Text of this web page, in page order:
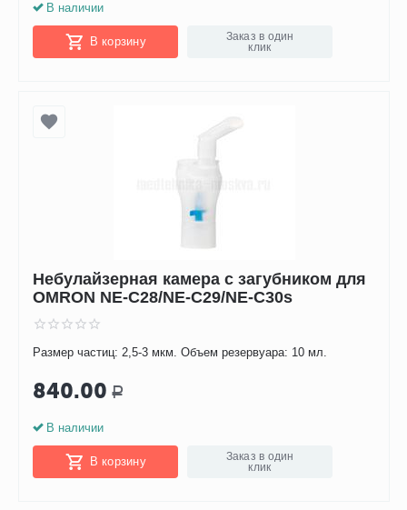
В наличии
В корзину
Заказ в один
клик
Небулайзерная камера с загубником для
OMRON NE-С28/NE-С29/NE-С30s
Размер частиц: 2,5-3 мкм. Объем резервуара: 10 мл.
840.00 Р
В наличии
В корзину
Заказ в один
клик